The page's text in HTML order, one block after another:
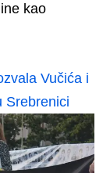
kao
Vučića i
Srebrenici